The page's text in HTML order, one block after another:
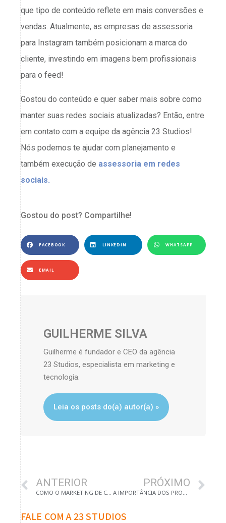
que tipo de conteúdo reflete em mais conversões e
vendas. Atualmente, as empresas de assessoria
para Instagram também posicionam a marca do
cliente, investindo em imagens bem profissionais
para o feed!
Gostou do conteúdo e quer saber mais sobre como
manter suas redes sociais atualizadas? Então, entre
em contato com a equipe da agência 23 Studios!
Nós podemos te ajudar com planejamento e
também execução de assessoria em redes
sociais.
Gostou do post? Compartilhe!
FACEBOOK LINKEDIN WHATSAPP
EMAIL
GUILHERME SILVA
Guilherme é fundador e CEO da agência
23 Studios, especialista em marketing e
tecnologia.
Leia os posts do(a) autor(a) »
ANTERIOR PRÓXIMO
FALE COM A 23 STUDIOS